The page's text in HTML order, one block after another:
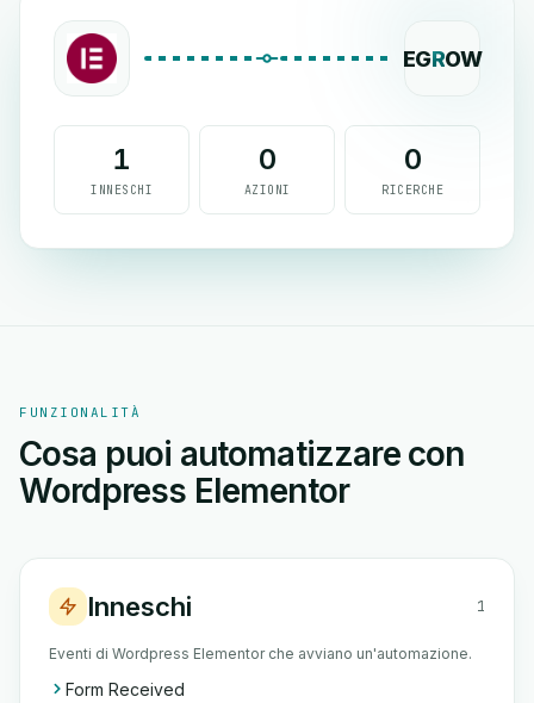
EGROW
1
INNESCHI
0
AZIONI
0
RICERCHE
FUNZIONALITÀ
Cosa puoi automatizzare con
Wordpress Elementor
Inneschi 1
Eventi di Wordpress Elementor che avviano un'automazione.
Form Received